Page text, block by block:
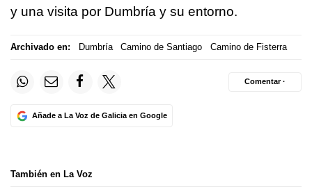
y una visita por Dumbría y su entorno.
Archivado en: Dumbría Camino de Santiago Camino de Fisterra
Añade a La Voz de Galicia en Google
Comentar ·
También en La Voz